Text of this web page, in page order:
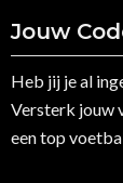
Jouw
Heb jij je al
Versterk jouw
een top